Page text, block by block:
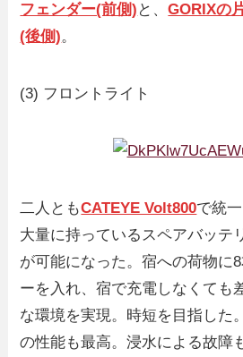
フェンダー(前側) と、GORIXの
(後側)。
(3) フロントライト
二人ともCATEYE Volt800で統
大量に持っているスペアバッテ
が可能になった。宿への荷物に
ーを入れ、宿で充電しなくても
な環境を実現。時短を目指した
の性能も最高。浸水による故障